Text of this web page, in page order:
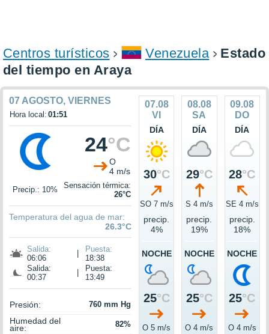
Centros turísticos Venezuela
Estado
del tiempo en Araya
07 AGOSTO, VIERNES
Hora local: 01:51
24°C
O
4 m/s
Precip.: 10%
Sensación térmica:
26°C
Temperatura del agua de mar:
26.3°C
Salida:
06:06
Puesta:
18:38
Salida:
00:37
Puesta:
13:49
Presión: 760 mm Hg
Humedad del
aire: 82%
07.08
VI
DÍA
30°C
SO 7 m/s
precip.
4%
NOCHE
25°C
O 5 m/s
08.08
SA
DÍA
29°C
S 4 m/s
precip.
19%
NOCHE
25°C
O 4 m/s
09.08
DO
DÍA
28°C
SE 4 m/s
precip.
18%
NOCHE
25°C
O 4 m/s